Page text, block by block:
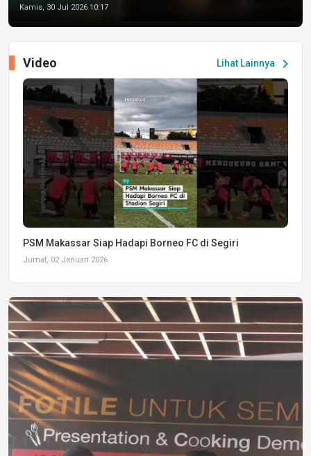
Kamis, 30 Jul 2026 10:17
Lihat Lainnya chevron_right
Video
PSM Makassar Siap Hadapi Borneo FC di Segiri
Jumat, 02 Januari 2026